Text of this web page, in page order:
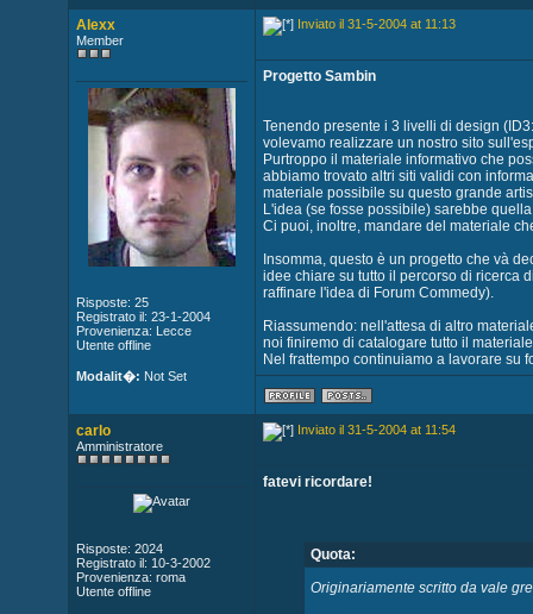
Alexx
Member
Risposte: 25
Registrato il: 23-1-2004
Provenienza: Lecce
Utente offline
Modalit�: Not Set
Inviato il 31-5-2004 at 11:13
Progetto Sambin
Tenendo presente i 3 livelli di design
volevamo realizzare un nostro sito
Purtroppo il materiale informativo che
abbiamo trovato altri siti validi con
materiale possibile su questo grande
L'idea (se fosse possibile) sarebbe
Ci puoi, inoltre, mandare del materiale
Insomma, questo è un progetto che và
idee chiare su tutto il percorso di ricerca
raffinare l'idea di Forum Commedy).
Riassumendo: nell'attesa di altro
noi finiremo di catalogare tutto il
Nel frattempo continuiamo a lavorare su
carlo
Amministratore
Risposte: 2024
Registrato il: 10-3-2002
Provenienza: roma
Utente offline
Inviato il 31-5-2004 at 11:54
fatevi ricordare!
Quota:
Originariamente scritto da vale